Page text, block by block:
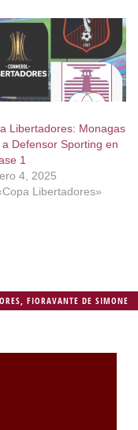
Libertadores: Monagas
a Defensor Sporting en
1
4, 2025
Libertadores»
,FIORAVANTE DE SIMONE